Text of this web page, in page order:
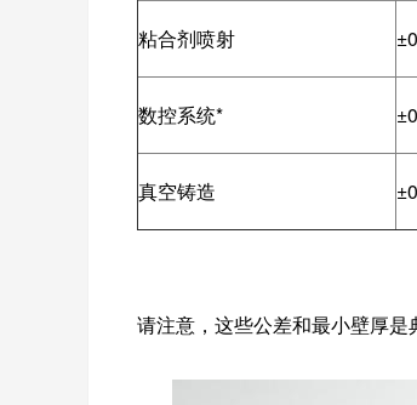
粘合剂喷射
数控系统*
真空铸造
请注意，这些公差和最小壁厚是